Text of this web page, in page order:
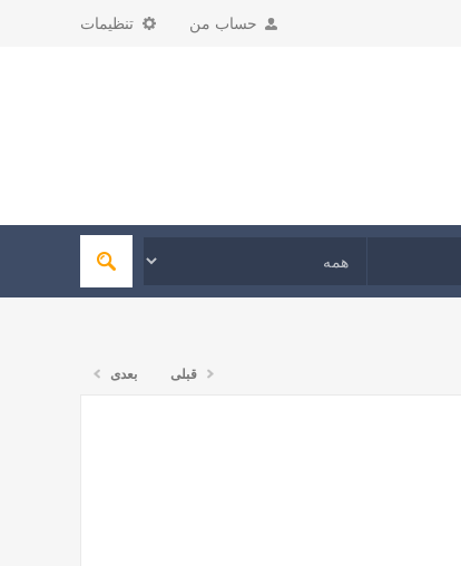
تنظیمات حساب من
قبلی بعدی